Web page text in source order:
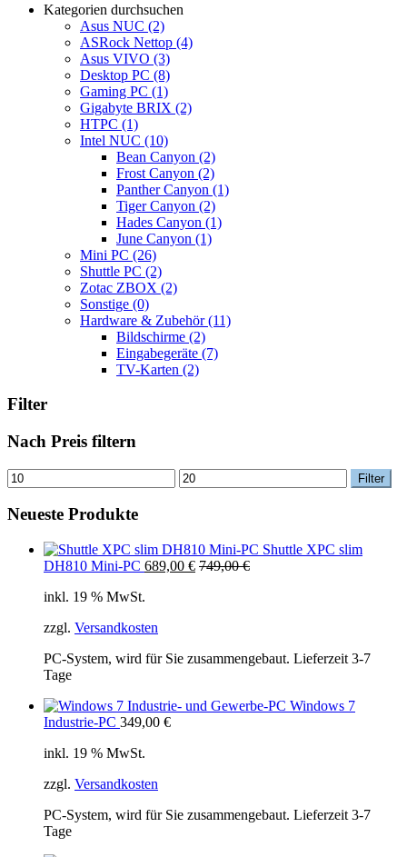
Kategorien durchsuchen
Asus NUC (2)
ASRock Nettop (4)
Asus VIVO (3)
Desktop PC (8)
Gaming PC (1)
Gigabyte BRIX (2)
HTPC (1)
Intel NUC (10)
Bean Canyon (2)
Frost Canyon (2)
Panther Canyon (1)
Tiger Canyon (2)
Hades Canyon (1)
June Canyon (1)
Mini PC (26)
Shuttle PC (2)
Zotac ZBOX (2)
Sonstige (0)
Hardware & Zubehör(11)
Bildschirme (2)
Eingabegeräte (7)
TV-Karten (2)
Filter
Nach Preis filtern
Min.
Preis
Max.
Preis
Filter
Neueste Produkte
Shuttle XPC slim
DH810 Mini-PC 689,00 € 749,00€
inkl. 19 % MwSt.
zzgl. Versandkosten
PC-System, wird für Sie zusammengebaut. Lieferzeit 3-7
Tage
Windows 7
Industrie-PC 349,00 €
inkl. 19 % MwSt.
zzgl. Versandkosten
PC-System, wird für Sie zusammengebaut. Lieferzeit 3-7
Tage